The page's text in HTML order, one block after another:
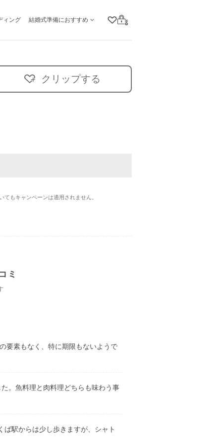
ィング 結婚式準備におすすめ
クリップリスト
ログイン
クリップする
もキャンペーンは適用されません。
ミ
要素もなく、特に期限もないようで
。魚料理と肉料理どちらも味わう事
駅からは少し歩きますが、シャト